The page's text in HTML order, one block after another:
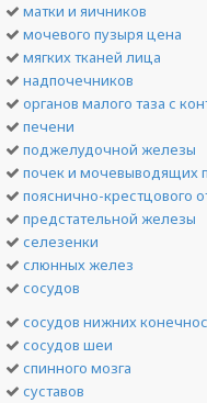
матки и яичников
мочевого пузыря цена
мягких тканей лица
надпочечников
органов малого таза с
печени
поджелудочной железы
почек и мочевыводящих
пояснично-крестцового
предстательной железы
селезенки
слюнных желез
сосудов
сосудов нижних
сосудов шеи
спинного мозга
суставов